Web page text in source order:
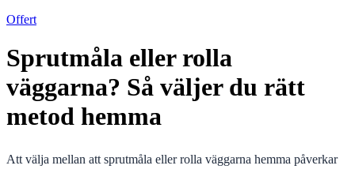
Offert
Sprutmåla eller rolla
väggarna? Så väljer du rätt
metod hemma
Att välja mellan att sprutmåla eller rolla väggarna hemma påverkar